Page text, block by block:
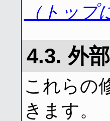
（トップ
4.3. 外
これらの
きます。